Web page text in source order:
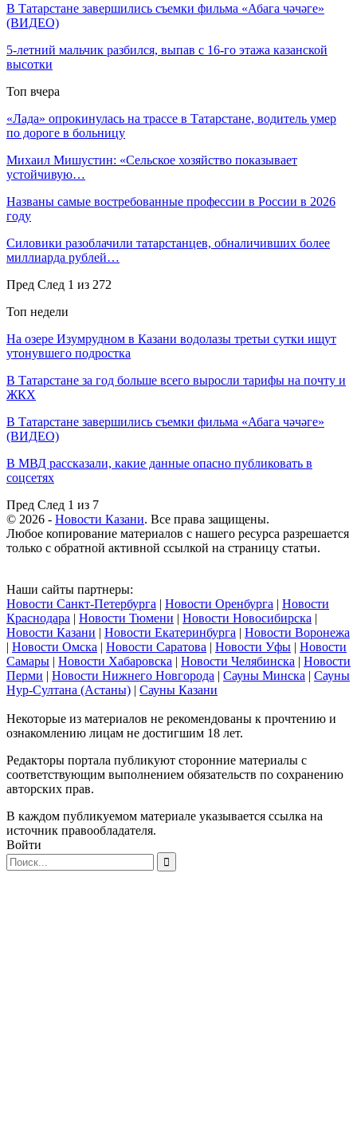
В Татарстане завершились съемки фильма «Абага чәчәге»
(ВИДЕО)
5-летний мальчик разбился, выпав с 16-го этажа казанской
высотки
Топ вчера
«Лада» опрокинулась на трассе в Татарстане, водитель умер
по дороге в больницу
Михаил Мишустин: «Сельское хозяйство показывает
устойчивую…
Названы самые востребованные профессии в России в 2026
году
Силовики разоблачили татарстанцев, обналичивших более
миллиарда рублей…
Пред След 1 из 272
Топ недели
На озере Изумрудном в Казани водолазы третьи сутки ищут
утонувшего подростка
В Татарстане за год больше всего выросли тарифы на почту и
ЖКХ
В Татарстане завершились съемки фильма «Абага чәчәге»
(ВИДЕО)
В МВД рассказали, какие данные опасно публиковать в
соцсетях
Пред След 1 из 7
© 2026 - Новости Казани. Все права защищены.
Любое копирование материалов с нашего ресурса разрешается
только с обратной активной ссылкой на страницу статьи.
Наши сайты партнеры:
Новости Санкт-Петербурга | Новости Оренбурга | Новости
Краснодара | Новости Тюмени | Новости Новосибирска |
Новости Казани | Новости Екатеринбурга | Новости Воронежа
| Новости Омска | Новости Саратова | Новости Уфы | Новости
Самары | Новости Хабаровска | Новости Челябинска | Новости
Перми | Новости Нижнего Новгорода | Сауны Минска | Сауны
Нур-Султана (Астаны) | Сауны Казани
Некоторые из материалов не рекомендованы к прочтению и
ознакомлению лицам не достигшим 18 лет.
Редакторы портала публикуют сторонние материалы с
соответствующим выполнением обязательств по сохранению
авторских прав.
В каждом публикуемом материале указывается ссылка на
источник правообладателя.
Войти